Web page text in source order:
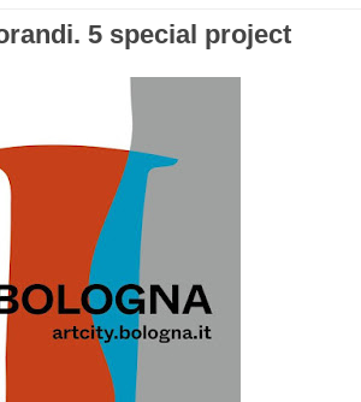
5 special project